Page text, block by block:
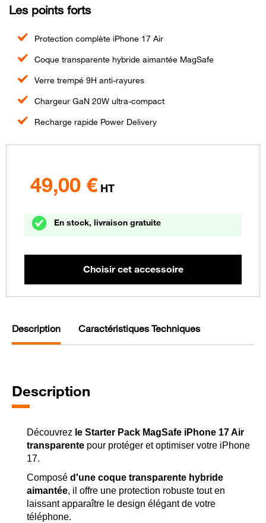
Les points forts
Protection complète iPhone 17 Air
Coque transparente hybride aimantée MagSafe
Verre trempé 9H anti-rayures
Chargeur GaN 20W ultra-compact
Recharge rapide Power Delivery
49,00 € HT
En stock, livraison gratuite
Description Caractéristiques Techniques
Description
Découvrez le Starter Pack MagSafe iPhone 17 Air
transparente pour protéger et optimiser votre iPhone
17.
Composé d'une coque transparente hybride
aimantée, il offre une protection robuste tout en
laissant apparaître le design élégant de votre
téléphone.